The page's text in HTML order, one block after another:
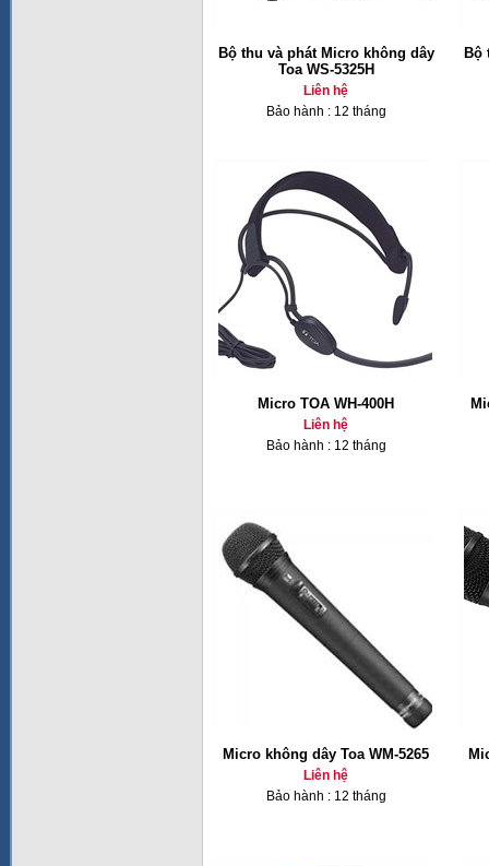
Bộ thu và phát Micro không dây
Toa WS-5325H
Liên hệ
Bảo hành : 12 tháng
Bộ
Micro TOA WH-400H
Liên hệ
Bảo hành : 12 tháng
Micro không dây Toa WM-5265
Liên hệ
Bảo hành : 12 tháng